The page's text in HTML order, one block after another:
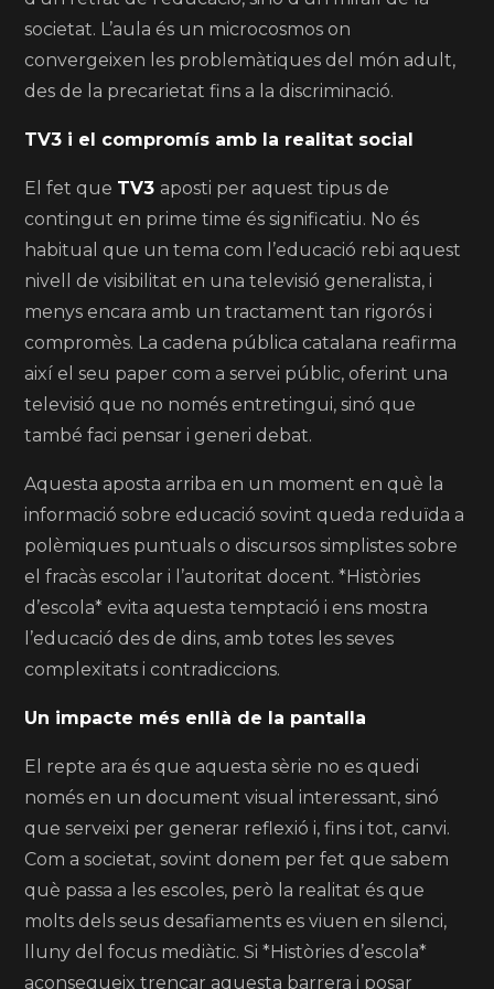
societat. L’aula és un microcosmos on
convergeixen les problemàtiques del món adult,
des de la precarietat fins a la discriminació.
TV3 i el compromís amb la realitat social
El fet que TV3 aposti per aquest tipus de
contingut en prime time és significatiu. No és
habitual que un tema com l’educació rebi aquest
nivell de visibilitat en una televisió generalista, i
menys encara amb un tractament tan rigorós i
compromès. La cadena pública catalana reafirma
així el seu paper com a servei públic, oferint una
televisió que no només entretingui, sinó que
també faci pensar i generi debat.
Aquesta aposta arriba en un moment en què la
informació sobre educació sovint queda reduïda a
polèmiques puntuals o discursos simplistes sobre
el fracàs escolar i l’autoritat docent. *Històries
d’escola* evita aquesta temptació i ens mostra
l’educació des de dins, amb totes les seves
complexitats i contradiccions.
Un impacte més enllà de la pantalla
El repte ara és que aquesta sèrie no es quedi
només en un document visual interessant, sinó
que serveixi per generar reflexió i, fins i tot, canvi.
Com a societat, sovint donem per fet que sabem
què passa a les escoles, però la realitat és que
molts dels seus desafiaments es viuen en silenci,
lluny del focus mediàtic. Si *Històries d’escola*
aconsegueix trencar aquesta barrera i posar